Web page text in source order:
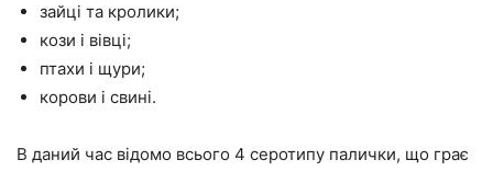
зайці та кролики;
кози і вівці;
птахи і щури;
корови і свині.
В даний час відомо всього 4 серотипу палички, що грає